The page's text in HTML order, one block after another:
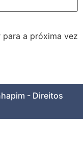
para a próxima vez
- Direitos